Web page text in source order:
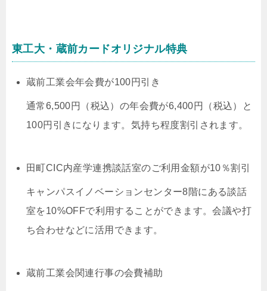
東工大・蔵前カードオリジナル特典
蔵前工業会年会費が100円引き
通常6,500円（税込）の年会費が6,400円（税込）と
100円引きになります。気持ち程度割引されます。
田町CIC内産学連携談話室のご利用金額が10％割引
キャンパスイノベーションセンター8階にある談話
室を10%OFFで利用することができます。会議や打
ち合わせなどに活用できます。
蔵前工業会関連行事の会費補助